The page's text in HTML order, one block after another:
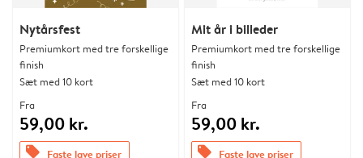
Nytårsfest
Premiumkort med tre forskellige
finish
Sæt med 10 kort
Fra
59,00 kr.
offers Faste lave priser
Mit år i billeder
Premiumkort med tre forskellige
finish
Sæt med 10 kort
Fra
59,00 kr.
offers Faste lave priser